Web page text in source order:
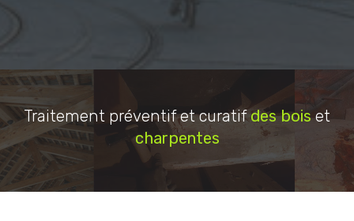
Traitement préventif et curatifdes boiset
charpentes